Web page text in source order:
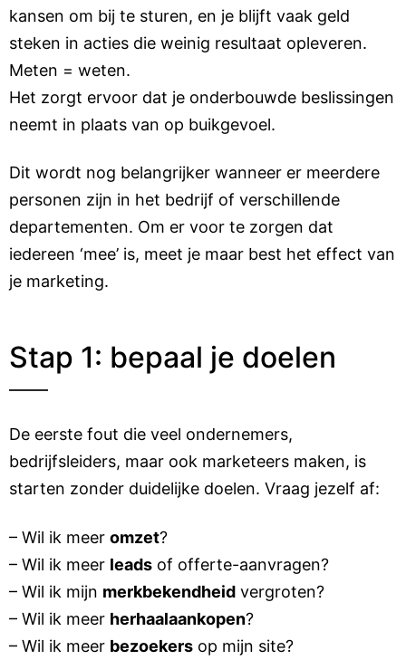
kansen om bij te sturen, en je blijft vaak geld
steken in acties die weinig resultaat opleveren.
Meten = weten.
Het zorgt ervoor dat je onderbouwde beslissingen
neemt in plaats van op buikgevoel.
Dit wordt nog belangrijker wanneer er meerdere
personen zijn in het bedrijf of verschillende
departementen. Om er voor te zorgen dat
iedereen ‘mee’ is, meet je maar best het effect van
je marketing.
Stap 1: bepaal je doelen
De eerste fout die veel ondernemers,
bedrijfsleiders, maar ook marketeers maken, is
starten zonder duidelijke doelen. Vraag jezelf af:
– Wil ik meer omzet?
– Wil ik meer leads of offerte-aanvragen?
– Wil ik mijn merkbekendheid vergroten?
– Wil ik meer herhaalaankopen?
– Wil ik meer bezoekers op mijn site?